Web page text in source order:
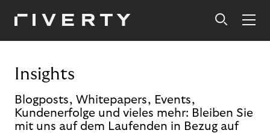
Insights
Blogposts, Whitepapers, Events,
Kundenerfolge und vieles mehr: Bleiben Sie
mit uns auf dem Laufenden in Bezug auf